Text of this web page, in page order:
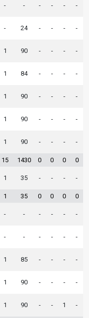
- - - - - -
- 24 - - - -
1 90 - - - -
1 84 - - - -
1 90 - - - -
1 90 - - - -
1 90 - - - -
15 1430 0 0 0 0
1 35 - - - -
1 35 0 0 0 0
- - - - - -
- - - - - -
1 85 - - - -
1 90 - - - -
1 90 - - 1 -